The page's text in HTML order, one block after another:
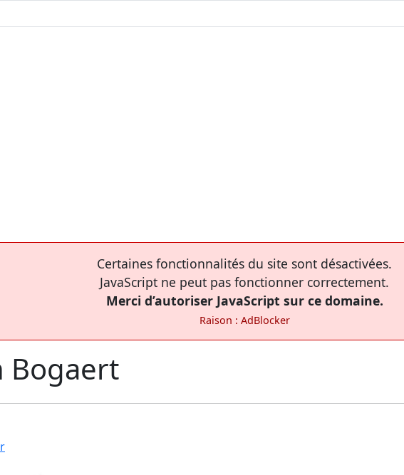
Certaines fonctionnalités du site sont désactivées.
JavaScript ne peut pas fonctionner correctement.
Merci d’autoriser JavaScript sur ce domaine.
Raison : AdBlocker
Bogaert